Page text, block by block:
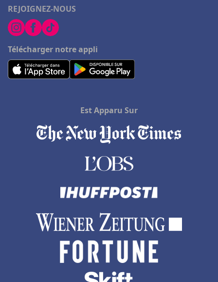
REJOIGNEZ-NOUS
Télécharger notre appli
Est Apparu Sur